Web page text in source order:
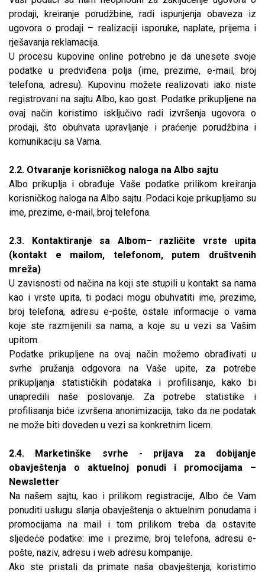
prodaji, kreiranje porudžbine, radi ispunjenja obaveza iz
ugovora o prodaji – realizaciji isporuke, naplate, prijema i
rješavanja reklamacija.
U procesu kupovine online potrebno je da unesete svoje
podatke u predviđena polja (ime, prezime, e-mail, broj
telefona, adresu). Kupovinu možete realizovati iako niste
registrovani na sajtu Albo, kao gost. Podatke prikupljene na
ovaj način koristimo isključivo radi izvršenja ugovora o
prodaji, što obuhvata upravljanje i praćenje porudžbina i
komunikaciju sa Vama.
2.2. Otvaranje korisničkog naloga na Albo sajtu
Albo prikuplja i obrađuje Vaše podatke prilikom kreiranja
korisničkog naloga na Albo sajtu. Podaci koje prikupljamo su
ime, prezime, e-mail, broj telefona.
2.3. Kontaktiranje sa Albom– različite vrste upita
(kontakt e mailom, telefonom, putem društvenih
mreža)
U zavisnosti od načina na koji ste stupili u kontakt sa nama
kao i vrste upita, ti podaci mogu obuhvatiti ime, prezime,
broj telefona, adresu e-pošte, ostale informacije o vama
koje ste razmijenili sa nama, a koje su u vezi sa Vašim
upitom.
Podatke prikupljene na ovaj način možemo obrađivati u
svrhe pružanja odgovora na Vaše upite, za potrebe
prikupljanja statističkih podataka i profilisanje, kako bi
unapredili naše poslovanje. Za potrebe statistike i
profilisanja biće izvršena anonimizacija, tako da ne podatak
ne može biti doveden u vezi sa konkretnim licem.
2.4. Marketinške svrhe - prijava za dobijanje
obavještenja o aktuelnoj ponudi i promocijama –
Newsletter
Na našem sajtu, kao i prilikom registracije, Albo će Vam
ponuditi uslugu slanja obavještenja o aktuelnim ponudama i
promocijama na mail i tom prilikom treba da ostavite
sljedeće podatke: ime i prezime, broj telefona, adresu e-
pošte, naziv, adresu i web adresu kompanije.
Ako ste pristali da primate naša obavještenja, koristimo